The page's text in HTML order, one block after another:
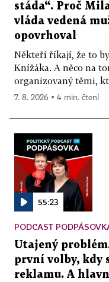
stáda“. Proč
vláda vedená
opovrhoval
Někteří říkají, že to
Knížáka. A něco na
organizovaný těmi,
7. 8. 2026 ▪ 4 min. čtení
55:23
PODCAST
Utajený
první volby,
reklamu. A